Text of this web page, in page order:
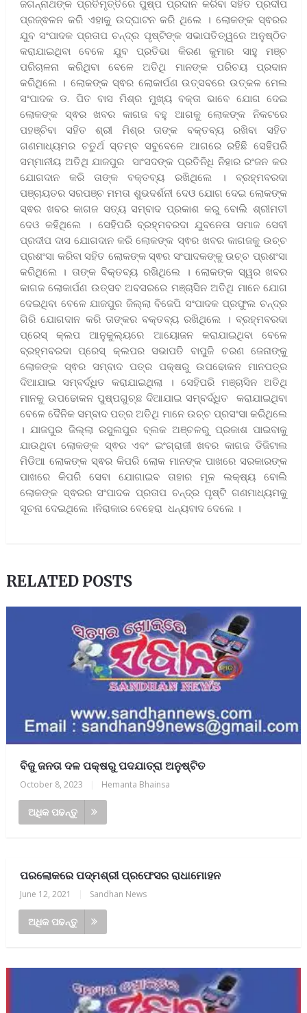
ଜଗନ୍ନାଥଙ୍କ ପ୍ରତିମୃତ୍ତିରେ ପୁଷ୍ପ ପ୍ରଦାନ କରିବା ସହିତ ପ୍ରଦୀପ
ପ୍ରଜ୍ଵଳନ କରି ଏହାକୁ ଉଦ୍ଘାଟନ କରି ଥିଲେ । ଲୋକଙ୍କ ସ୍ଵରର
ଯୁବ ସଂପାଦକ ପ୍ରତାପ ଚନ୍ଦ୍ର ପୃଷ୍ଟିଙ୍କ ସଭାପତିତ୍ୱରେ ଅନୁଷ୍ଠିତ
କରାଯାଇଥିବା ବେଳେ ଯୁବ ପ୍ରତିଭା କିରଣ କୁମାର ସାହୁ ମଞ୍ଚ
ପରିଚାଳନା କରିଥିବା ବେଳେ ଅତିଥି ମାନଙ୍କ ପରିଚୟ ପ୍ରଦାନ
କରିଥିଲେ । ଲୋକଙ୍କ ସ୍ଵର ଲୋକାର୍ପଣ ଉତ୍ସବରେ ଉତ୍କଳ ମେଲ
ସଂପାଦକ ଡ. ପିତ ବାସ ମିଶ୍ର ମୁଖ୍ୟ ବକ୍ତା ଭାବେ ଯୋଗ ଦେଇ
ଲୋକଙ୍କ ସ୍ଵର ଖବର କାଗଜ ବହୁ ଆଗକୁ ଲୋକଙ୍କ ନିକଟରେ
ପହଞ୍ଚିବା ସହିତ ଶ୍ରୀ ମିଶ୍ର ତାଙ୍କ ବକ୍ତବ୍ୟ ରଖିବା ସହିତ
ଗଣମାଧ୍ୟମର ଚତୁର୍ଥ ସ୍ତମ୍ବ ସବୁବେଳେ ଆଗରେ ରହିଛି ସେହିପରି
ସମ୍ମାନୀୟ ଅତିଥି ଯାଜପୁର ସାଂସଦଙ୍କ ପ୍ରତିନିଧି ନିହାର ରଂଜନ କର
ଯୋଗଦାନ କରି ତାଙ୍କ ବକ୍ତବ୍ୟ ରଖିଥିଲେ । ବ୍ରହ୍ମବରଦା
ପଞ୍ଚାୟତର ସରପଞ୍ଚ ମମତା ଶୁଭଦର୍ଶନୀ ଦେଓ ଯୋଗ ଦେଇ ଲୋକଙ୍କ
ସ୍ଵର ଖବର କାଗଜ ସତ୍ୟ ସମ୍ବାଦ ପ୍ରକାଶ କରୁ ବୋଲି ଶ୍ରୀମତୀ
ଦେଓ କହିଥିଲେ । ସେହିପରି ବ୍ରହ୍ମବରଦା ଯୁବନେତା ସମାଜ ସେବୀ
ପ୍ରଦୀପ ଦାସ ଯୋଗଦାନ କରି ଲୋକଙ୍କ ସ୍ଵର ଖବର କାଗଜକୁ ଉଚ୍ଚ
ପ୍ରଶଂସା କରିବା ସହିତ ଲୋକଙ୍କ ସ୍ଵର ସଂପାଦକଙ୍କୁ ଉଚ୍ଚ ପ୍ରଶଂସା
କରିଥିଲେ । ତାଙ୍କ ବିକ୍ତବ୍ୟ ରଖିଥିଲେ । ଲୋକଙ୍କ ସ୍ୱର ଖବର
କାଗଜ ଲୋକାର୍ପଣ ଉତ୍ସବ ଅବସରରେ ମଞ୍ଚାସିନ ଅତିଥି ମାନେ ଯୋଗ
ଦେଇଥିବା ବେଳେ ଯାଜପୁର ଜିଲ୍ଲା ବିଜେପି ସଂପାଦକ ପ୍ରଫୁଲ ଚନ୍ଦ୍ର
ଗିରି ଯୋଗଦାନ କରି ତାଙ୍କର ବକ୍ତବ୍ୟ ରଖିଥିଲେ । ବ୍ରହ୍ମବରଦା
ପ୍ରେସ୍ କ୍ଲପ ଆନୁକୁଲ୍ୟରେ ଆୟୋଜନ କରାଯାଇଥିବା ବେଳେ
ବ୍ରହ୍ମବରଦା ପ୍ରେସ୍‌ କ୍ଲପର ସଭାପତି ବାପୁଜି ଚରଣ ଜେନାଙ୍କୁ
ଲୋକଙ୍କ ସ୍ଵର ସମ୍ବାଦ ପତ୍ର ପକ୍ଷରୁ ଉପଢୋକନ ମାନପତ୍ର
ଦିଆଯାଇ ସମ୍ବର୍ଦ୍ଧିତ କରାଯାଇଥିଲା । ସେହିପରି ମଞ୍ଚାସିନ ଅତିଥି
ମାନକୁ ଉପଢୋକନ ପୁଷ୍ପଗୁଚ୍ଛ ଦିଆଯାଇ ସମ୍ବର୍ଦ୍ଧିତ କରାଯାଇଥିବା
ବେଳେ ଦୈନିକ ସମ୍ବାଦ ପତ୍ର ଅତିଥି ମାନେ ଉଚ୍ଚ ପ୍ରସଂସା କରିଥିଲେ
। ଯାଜପୁର ଜିଲ୍ଲା ରସୁଲପୁର ବ୍ଲକ ଅଞ୍ଚଳରୁ ପ୍ରକାଶ ପାଇବାକୁ
ଯାଉଥିବା ଲୋକଙ୍କ ସ୍ଵର ଏବଂ ଇଂଗ୍ରାଜୀ ଖବର କାଗଜ ଡିଜିଟାଲ
ମିଡିଆ ଲୋକଙ୍କ ସ୍ଵର କିପରି ଲୋକ ମାନଙ୍କ ପାଖରେ ସରକାରଙ୍କ
ପାଖରେ କିପରି ସେବା ଯୋଗାଇବ ତାହାର ମୂଳ ଲକ୍ଷ୍ୟ ବୋଲି
ଲୋକଙ୍କ ସ୍ଵରର ସଂପାଦକ ପ୍ରତାପ ଚନ୍ଦ୍ର ପୃଷ୍ଟି ଗଣମାଧ୍ୟମକୁ
ସୂଚନା ଦେଇଥିଲେ ।ନିରାକାର ବେହେରା ଧନ୍ୟବାଦ ଦେଲେ ।
RELATED POSTS
ବିଜୁ ଜନତା ଦଳ ପକ୍ଷରୁ ପଦଯାତ୍ରା ଅନୁଷ୍ଟିତ
October 8, 2023 Hemanta Bhainsa
ଅଧିକ ପଢନ୍ତୁ
ପରଲୋକରେ ପଦ୍ମଶ୍ରୀ ପ୍ରଫେସର ରାଧାମୋହନ
June 12, 2021 Sandhan News
ଅଧିକ ପଢନ୍ତୁ